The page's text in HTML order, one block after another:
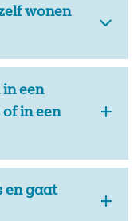
wonen
in een
in een
en gaat